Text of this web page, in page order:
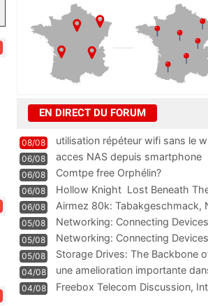
EN DIRECT DU FORUM
08/08 utilisation répéteur wifi sans le
06/08 acces NAS depuis smartphone
06/08 Comtpe free Orphélin?
06/08 Hollow Knight  Lost Beneath
06/08
Airmez 80k: Tabakgeschmack,
Technologie und Leistung im
05/08 Networking: Connecting
05/08
Networking: Connecting
Information
05/08
Storage Drives: The Backbone
Management
04/08
une amelioration importante
WIFI
04/08
Freebox Telecom Discussion,